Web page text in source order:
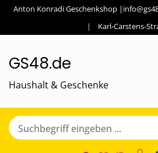
Anton Konradi Geschenkshop
Karl-Carstens-
GS48.de
Haushalt & Geschenke